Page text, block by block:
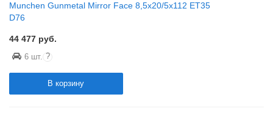
Munchen Gunmetal Mirror Face 8,5x20/5x112 ET35
D76
44 477 руб.
6 шт. ?
В корзину